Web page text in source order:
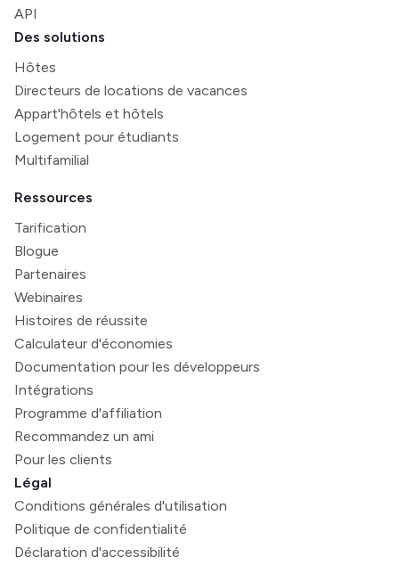
API
Des solutions
Hôtes
Directeurs de locations de vacances
Appart'hôtels et hôtels
Logement pour étudiants
Multifamilial
Ressources
Tarification
Blogue
Partenaires
Webinaires
Histoires de réussite
Calculateur d'économies
Documentation pour les développeurs
Intégrations
Programme d'affiliation
Recommandez un ami
Pour les clients
Légal
Conditions générales d'utilisation
Politique de confidentialité
Déclaration d'accessibilité